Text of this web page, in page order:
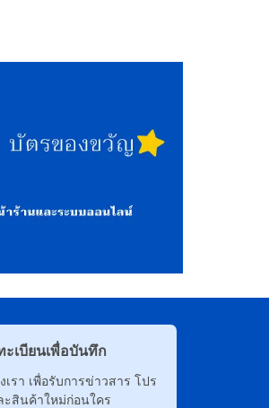
ะเบียนเพื่อบันทึก
รา เพื่อรับการข่าวสาร โปร
สินค้าใหม่ก่อนใคร